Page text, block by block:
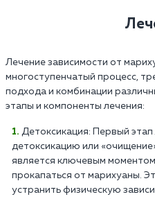
Лечение зависимости от
многоступенчатый процесс,
подхода и комбинации
этапы и компоненты лечения:
Детоксикация: Первый
детоксикацию или
является ключевым моментом
прокапаться от марихуаны.
устранить физическую